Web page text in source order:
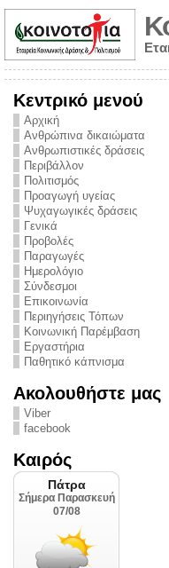
Κεντρικό μενού
Αρχική
Ανθρώπινα δικαιώματα
Ανθρωπιστικές δράσεις
Περιβάλλον
Πολιτισμός
Προαγωγή υγείας
Ψυχαγωγικές δράσεις
Γενικά
Προβολές
Παραγωγές
Ημερολόγιο
Σύνδεσμοι
Επικοινωνία
Περιηγήσεις Τόπων
Κοινωνική Παρέμβαση
Εργαστήρια
Παθητικό κάπνισμα
Ακολουθήστε μας
Viber
facebook
Καιρός
από την
την ημέρα
και
στο
2026